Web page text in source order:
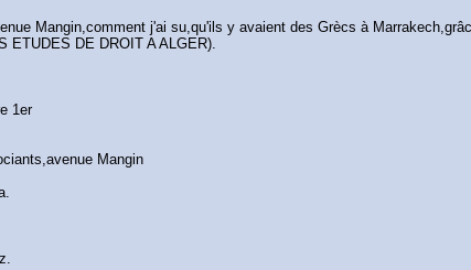
Mangin,comment j'ai su,qu'ils y avaient des Grècs à
ETUDES DE DROIT A ALGER).
1er
Mangin